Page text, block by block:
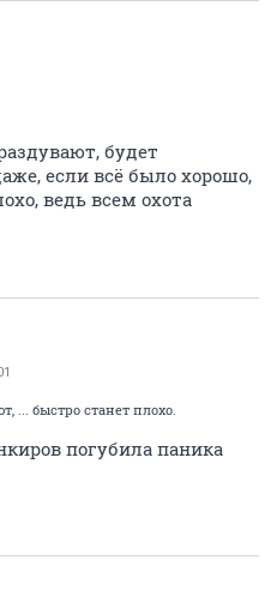
будет
если всё было хорошо,
ведь всем охота
... быстро станет плохо.
погубила паника